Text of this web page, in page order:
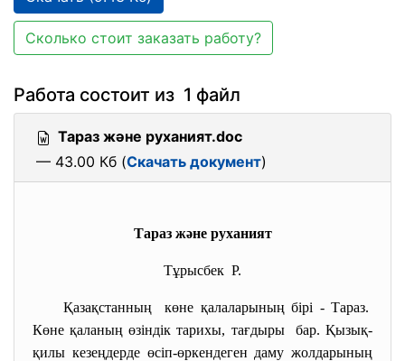
Сколько стоит заказать работу?
Работа состоит из 1 файл
Тараз және руханият.doc
— 43.00 Кб (Скачать документ)
Тараз және руханият
Тұрысбек Р.
Қазақстанның көне қалаларының бірі - Тараз.
Көне қаланың өзіндік тарихы, тағдыры бар. Қызық-
қилы кезеңдерде өсіп-өркендеген даму жолдарының